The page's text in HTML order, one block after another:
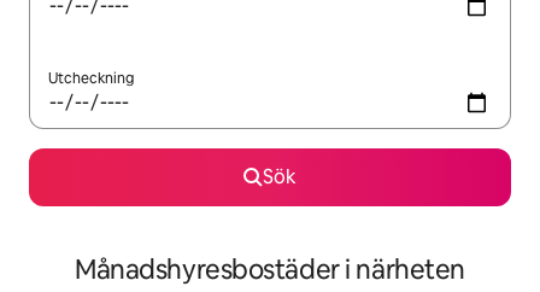
Utcheckning
Sök
Månadshyresbostäder i närheten